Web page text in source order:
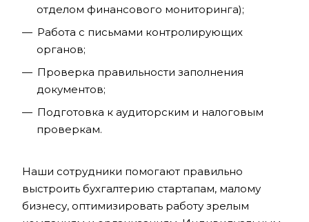
отделом финансового мониторинга);
Работа с письмами контролирующих
органов;
Проверка правильности заполнения
документов;
Подготовка к аудиторским и налоговым
проверкам.
Наши сотрудники помогают правильно
выстроить бухгалтерию стартапам, малому
бизнесу, оптимизировать работу зрелым